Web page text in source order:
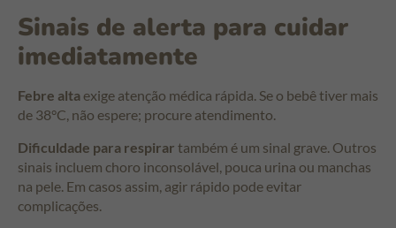
Sinais de alerta para cuidar
imediatamente
Febre alta exige atenção médica rápida. Se o bebê tiver mais
de 38°C, não espere; procure atendimento.
Dificuldade para respirar também é um sinal grave. Outros
sinais incluem choro inconsolável, pouca urina ou manchas
na pele. Em casos assim, agir rápido pode evitar
complicações.